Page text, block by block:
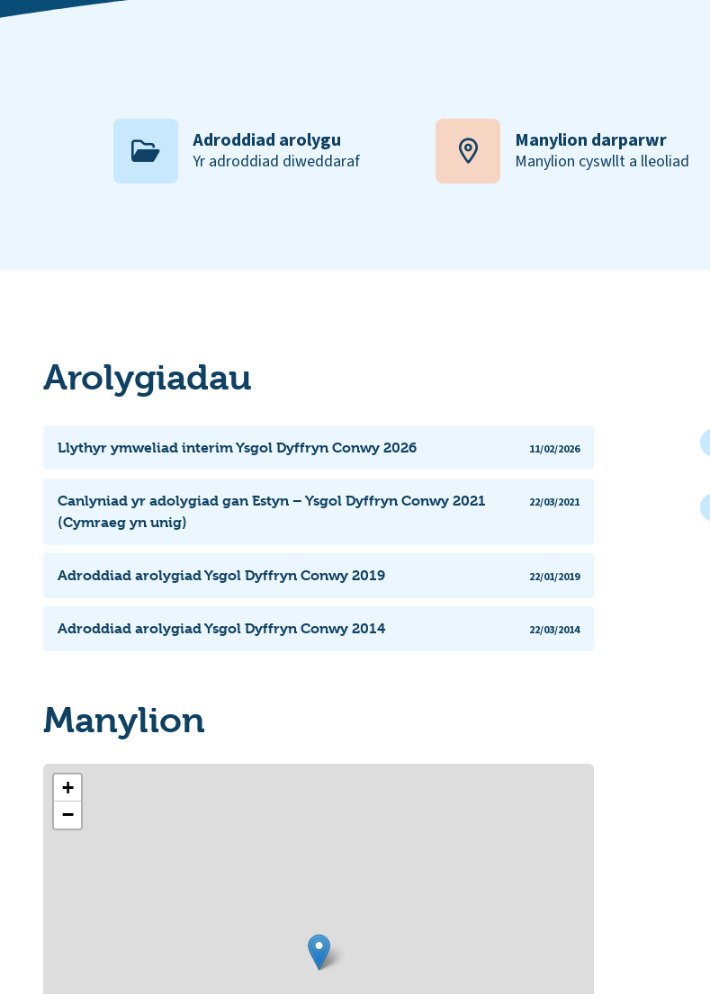
Adroddiad arolygu
Yr adroddiad diweddaraf
Manylion darparwr
Manylion cyswllt a lleoliad
Arolygiadau
Llythyr ymweliad interim Ysgol Dyffryn Conwy 2026 11/02/2026
Canlyniad yr adolygiad gan Estyn – Ysgol Dyffryn Conwy 2021
(Cymraeg yn unig)
22/03/2021
Adroddiad arolygiad Ysgol Dyffryn Conwy 2019 22/01/2019
Adroddiad arolygiad Ysgol Dyffryn Conwy 2014 22/03/2014
Manylion
+
−